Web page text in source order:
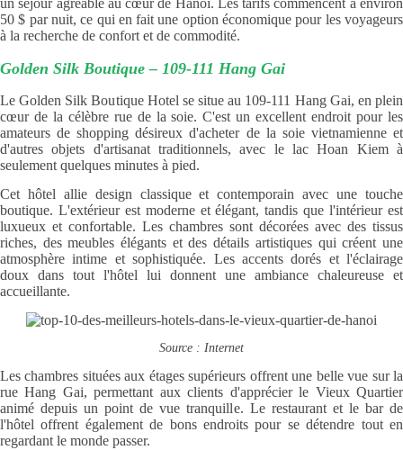
un séjour agréable au cœur de Hanoï. Les tarifs commencent à environ
50 $ par nuit, ce qui en fait une option économique pour les voyageurs
à la recherche de confort et de commodité.
Golden Silk Boutique – 109-111 Hang Gai
Le Golden Silk Boutique Hotel se situe au 109-111 Hang Gai, en plein
cœur de la célèbre rue de la soie. C'est un excellent endroit pour les
amateurs de shopping désireux d'acheter de la soie vietnamienne et
d'autres objets d'artisanat traditionnels, avec le lac Hoan Kiem à
seulement quelques minutes à pied.
Cet hôtel allie design classique et contemporain avec une touche
boutique. L'extérieur est moderne et élégant, tandis que l'intérieur est
luxueux et confortable. Les chambres sont décorées avec des tissus
riches, des meubles élégants et des détails artistiques qui créent une
atmosphère intime et sophistiquée. Les accents dorés et l'éclairage
doux dans tout l'hôtel lui donnent une ambiance chaleureuse et
accueillante.
Source : Internet
Les chambres situées aux étages supérieurs offrent une belle vue sur la
rue Hang Gai, permettant aux clients d'apprécier le Vieux Quartier
animé depuis un point de vue tranquille. Le restaurant et le bar de
l'hôtel offrent également de bons endroits pour se détendre tout en
regardant le monde passer.